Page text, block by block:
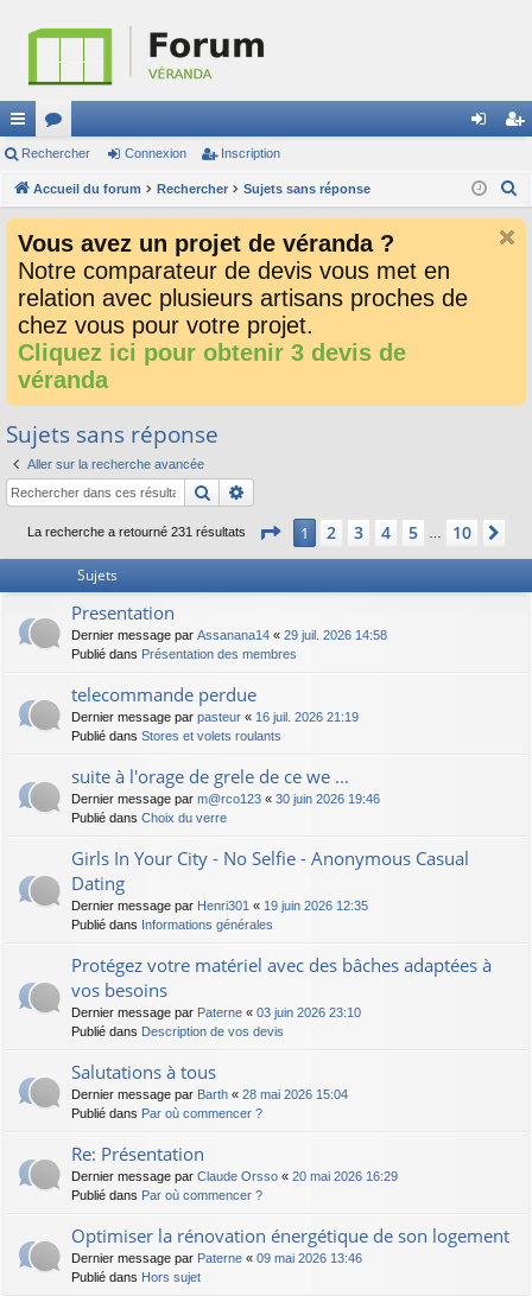
ac
co
ci
or
u
s
ne cri
Rechercher Connexion Inscription
Accueil du forum Rechercher Sujets sans réponse
Vous avez un projet de véranda ?
Notre comparateur de devis vous met en
relation avec plusieurs artisans proches de
chez vous pour votre projet.
Cliquez ici pour obtenir 3 devis de
véranda
Sujets sans réponse
Aller sur la recherche avancée
Rechercher
La recherche a retourné 231 résultats Page 1sur 10
1 2 3 4 5 10
Sujets
Presentation
Dernier message par Assanana14 « 29 juil. 2026 14:58
Publié dans Présentation des membres
telecommande perdue
Dernier message par pasteur « 16 juil. 2026 21:19
Publié dans Stores et volets roulants
suite à l'orage de grele de ce we ...
Dernier message par m@rco123 « 30 juin 2026 19:46
Publié dans Choix du verre
Girls In Your City - No Selfie - Anonymous Casual
Dating
Dernier message par Henri301 « 19 juin 2026 12:35
Publié dans Informations générales
Protégez votre matériel avec des bâches adaptées à
vos besoins
Dernier message par Paterne « 03 juin 2026 23:10
Publié dans Description de vos devis
Salutations à tous
Dernier message par Barth « 28 mai 2026 15:04
Publié dans Par où commencer ?
Re: Présentation
Dernier message par Claude Orsso « 20 mai 2026 16:29
Publié dans Par où commencer ?
Optimiser la rénovation énergétique de son logement
Dernier message par Paterne « 09 mai 2026 13:46
Publié dans Hors sujet